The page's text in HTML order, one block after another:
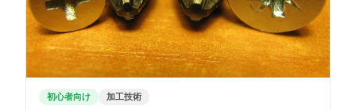
初心者向け 加工技術